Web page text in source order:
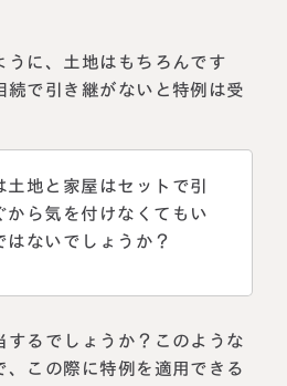
うに、土地はもちろんです
続で引き継がないと特例は受
土地と家屋はセットで引
から気を付けなくてもい
はないでしょうか？
するでしょうか？このような
、この際に特例を適用できる